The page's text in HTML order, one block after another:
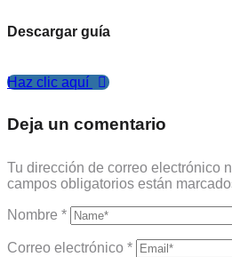
Descargar guía
Haz clic aquí
Deja un comentario
Tu dirección de correo electrónico
campos obligatorios están
Nombre *
Correo electrónico *